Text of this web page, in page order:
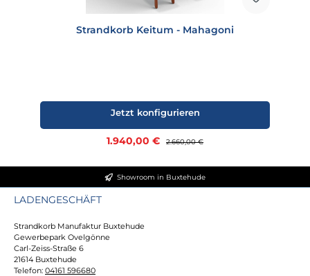
Strandkorb Keitum - Mahagoni
Verkaufspreis:
1.940,00 € Regulärer Preis:
2.660,00 €
Jetzt konfigurieren
Showroom in Buxtehude
LADENGESCHÄFT
Strandkorb Manufaktur Buxtehude
Gewerbepark Ovelgönne
Carl-Zeiss-Straße 6
21614 Buxtehude
Telefon: 04161 596680